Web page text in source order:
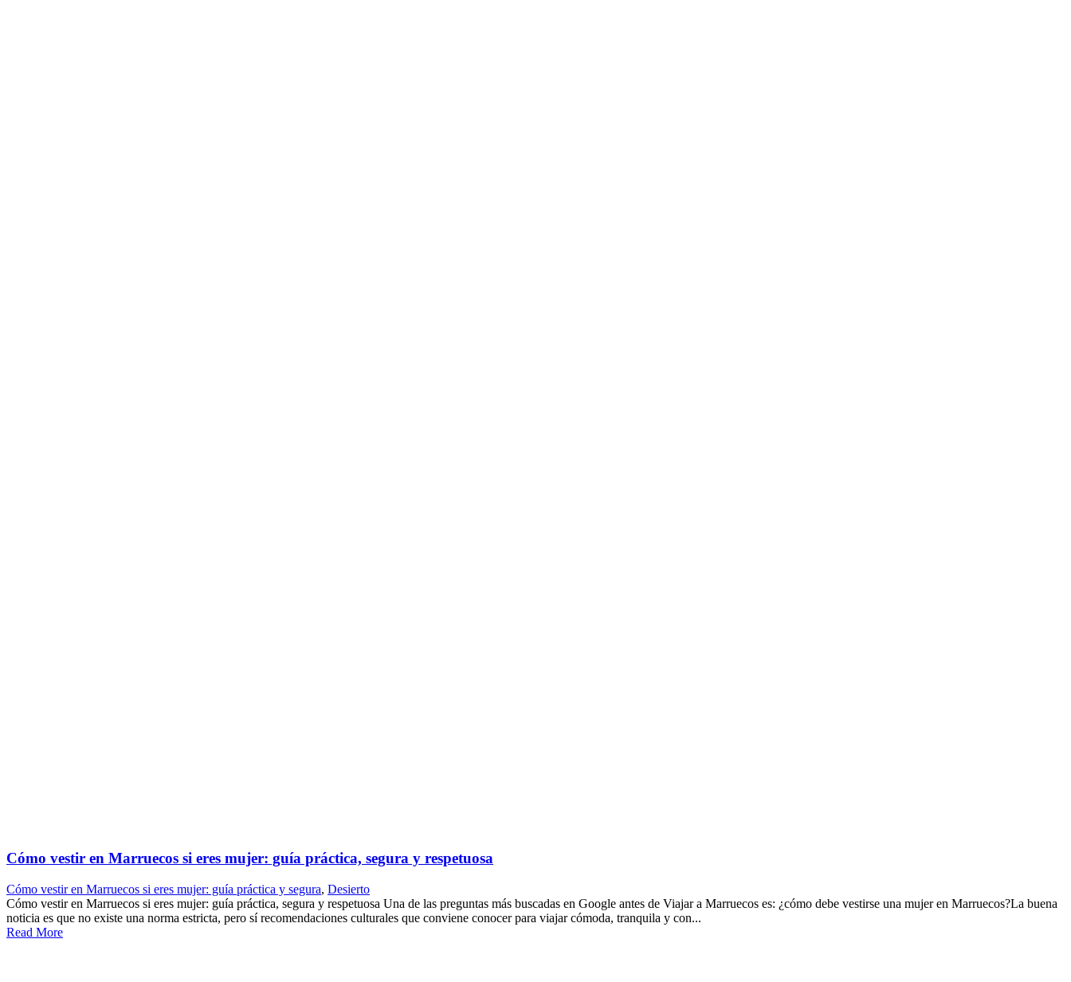
Cómo vestir en Marruecos si eres mujer: guía práctica, segura y respetuosa
Cómo vestir en Marruecos si eres mujer: guía práctica y segura, Desierto
Cómo vestir en Marruecos si eres mujer: guía práctica, segura y respetuosa Una de las preguntas más buscadas en Google antes de Viajar a Marruecos es: ¿cómo debe vestirse una mujer en Marruecos?La buena
noticia es que no existe una norma estricta, pero sí recomendaciones culturales que conviene conocer para viajar cómoda, tranquila y con...
Read More